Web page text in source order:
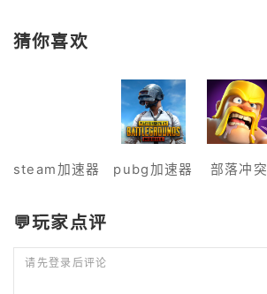
猜你喜欢
steam加速器 pubg加速器 部落冲突
💬玩家点评
请先登录后评论